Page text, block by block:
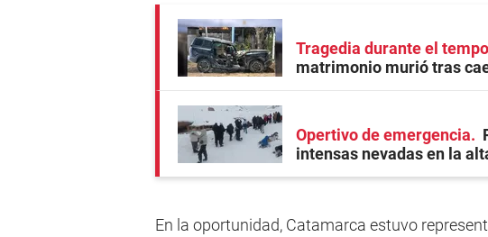
Tragedia durante el
matrimonio murió tras
Opertivo de emergencia
intensas nevadas en la
En la oportunidad, Catamarca estuvo